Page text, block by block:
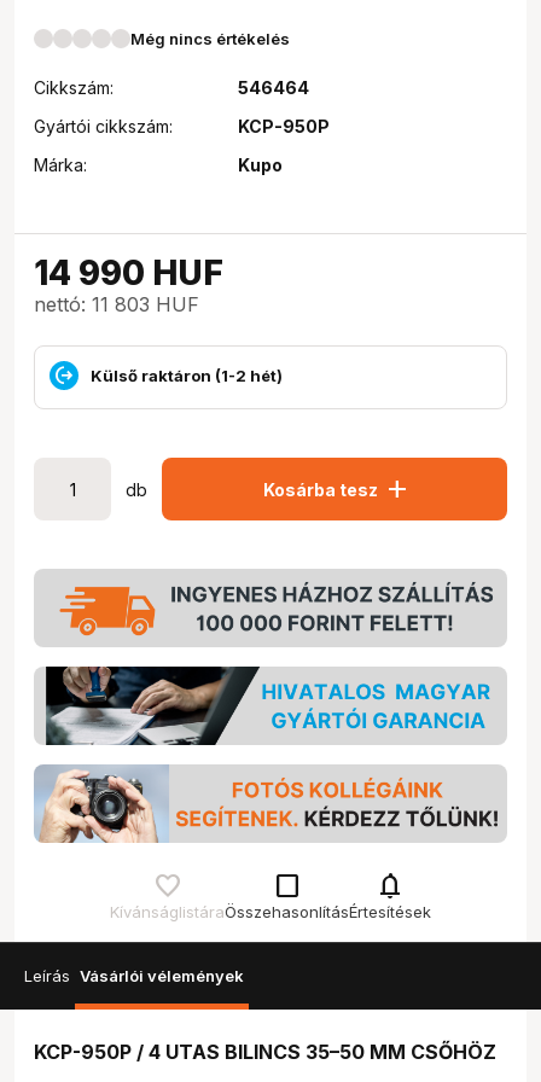
Még nincs értékelés
Cikkszám:
546464
Gyártói cikkszám:
KCP-950P
Márka:
Kupo
14 990 HUF
nettó: 11 803 HUF
Külső raktáron (1-2 hét)
db Kosárba tesz add
Kívánságlistára
check_box_outline_blank
Összehasonlítás
notifications
Értesítések
Leírás Vásárlói vélemények
KCP-950P / 4 UTAS BILINCS 35–50 MM CSŐHÖZ